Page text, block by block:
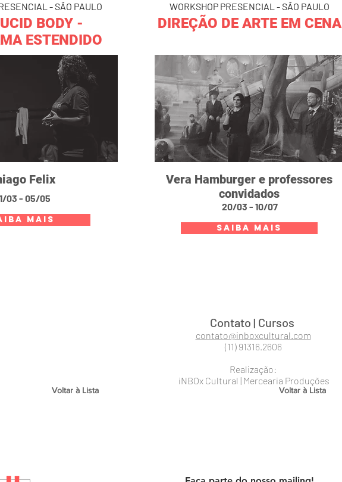
- SÃO PAULO
BODY -
ESTENDIDO
Felix
03 - 05/05
MAIS
Voltar à Lista
WORKSHOP PRESENCIAL - SÃO PAULO
DIREÇÃO DE ARTE EM CENA
Vera Hamburger e professores
convidados
20/03 - 10/07
SAIBA MAIS
Voltar à Lista
Contato | Cursos
contato@inboxcultural.com
(11) 91316.2606
Realização:
iNBOx Cultural | Mercearia Produções